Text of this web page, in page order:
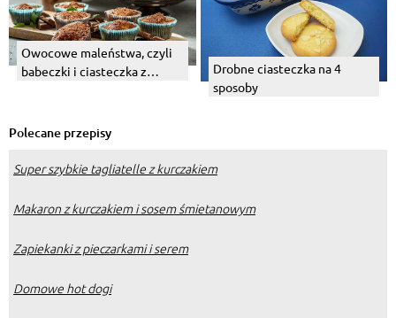
Owocowe maleństwa, czyli
babeczki i ciasteczka z
Drobne ciasteczka na 4
sposoby
Polecane przepisy
Super szybkie tagliatelle z kurczakiem
Makaron z kurczakiem i sosem śmietanowym
Zapiekanki z pieczarkami i serem
Domowe hot dogi